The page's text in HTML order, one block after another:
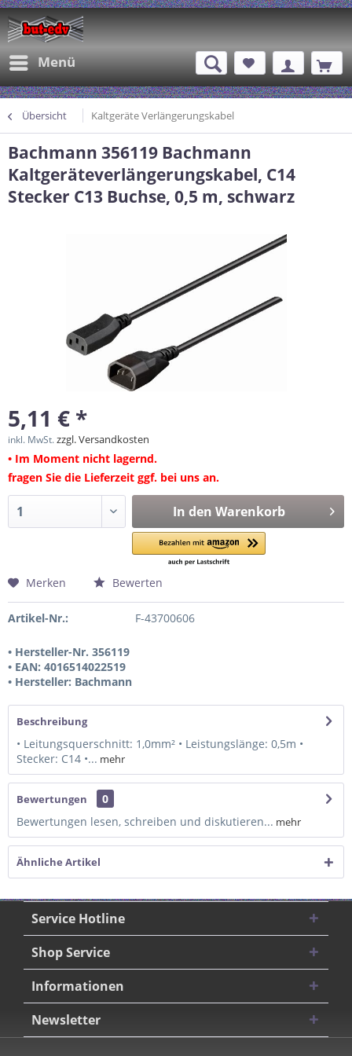
Menü
Übersicht Kaltgeräte Verlängerungskabel
Bachmann 356119 Bachmann
Kaltgeräteverlängerungskabel, C14
Stecker C13 Buchse, 0,5 m, schwarz
5,11 € *
inkl. MwSt.zzgl. Versandkosten
• Im Moment nicht lagernd.
fragen Sie die Lieferzeit ggf. bei uns an.
In den Warenkorb
Merken Bewerten
Artikel-Nr.: F-43700606
• Hersteller-Nr. 356119
• EAN: 4016514022519
• Hersteller: Bachmann
Beschreibung
• Leitungsquerschnitt: 1,0mm² • Leistungslänge: 0,5m •
Stecker: C14 •... mehr
Bewertungen
0
Bewertungen lesen, schreiben und diskutieren... mehr
Ähnliche Artikel
Service Hotline
Shop Service
Informationen
Newsletter